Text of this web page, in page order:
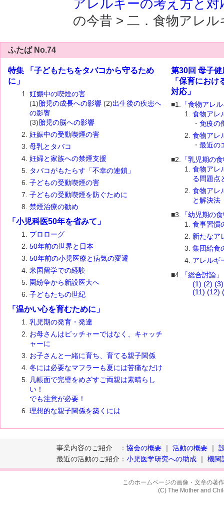
アレルギーの考え方と対
の今昔 > 二．食物アレ
ふたば No.74
特集 「子どもたちをタバコから守るため
に」
妊娠中の喫煙の害
(1)胎児の成長への影響 (2)出生後の疾患へ
の影響
(3)胎児の脳への影響
妊娠中の受動喫煙の害
母乳とタバコ
妊婦と家族への禁煙支援
タバコがもたらす「不幸の連鎖」
子どもの受動喫煙の害
子どもの受動喫煙を防ぐために
禁煙治療の勧め
「小児科医50年を省みて」
プロローグ
50年前の世界と日本
50年前の小児医療と病気の変遷
米国留学での経験
園紛争から新設医大へ
子どもたちの世紀
「温かい心を育むために」
乳児期の発育・発達
お母さんはピッチャーではなく、キャッチ
ャーに
お子さんと一緒に育ち、育てる親子関係
冬には必要なマフラーも夏には苦痛なだけ
几帳面で完璧をめざすご両親は素晴らし
い！
でも注意が必要！
理想的な親子関係を築くには
第30回 母子
「保育にお
対応」
■1.
「食物アレ
食物アレ
・免疫の
食物アレ
・最近の
■2.
「乳児期の
食物アレ
る問題点
食物アレ
と解決法
■3.
「幼児期の
食事習慣
新たなア
集団給食
アレルギ
■4.
「総合討論」
(1) (2) (3)
(11) (12)
事業内容のご紹介 ： 協会の概要 ｜ 活動の概要 ｜
最近の活動のご紹介 ： 小児医学研究への助成 ｜ 機関
このホームページの画像・文章の著
(C) The Mother and